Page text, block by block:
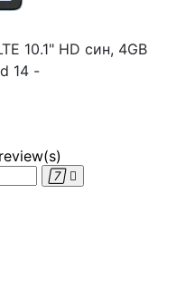
HD син, 4GB
14 -
review(s)
 